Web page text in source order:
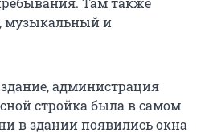
музыкальный и
администрация
стройка была в самом
в здании появились окна